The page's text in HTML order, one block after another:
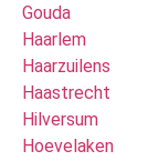
Gouda
Haarlem
Haarzuilens
Haastrecht
Hilversum
Hoevelaken